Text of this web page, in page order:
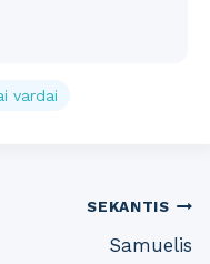
vardai
SEKANTIS
Samuelis